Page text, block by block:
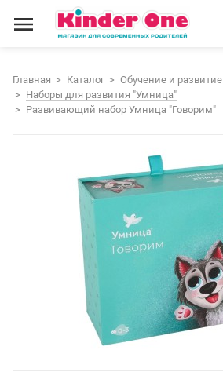
Главная Каталог
Обучение и развитие
Наборы для развития "Умница"
Развивающий набор Умница "Говорим"